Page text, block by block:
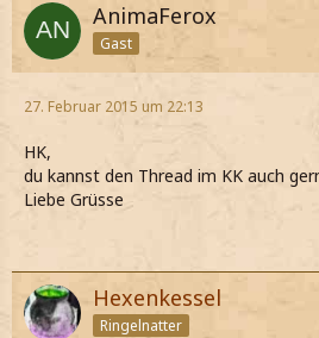
AnimaFerox
Gast
27. Februar 2015 um 22:13
HK,
du kannst den Thread im KK auch
Liebe Grüsse
Hexenkessel
Ringelnatter